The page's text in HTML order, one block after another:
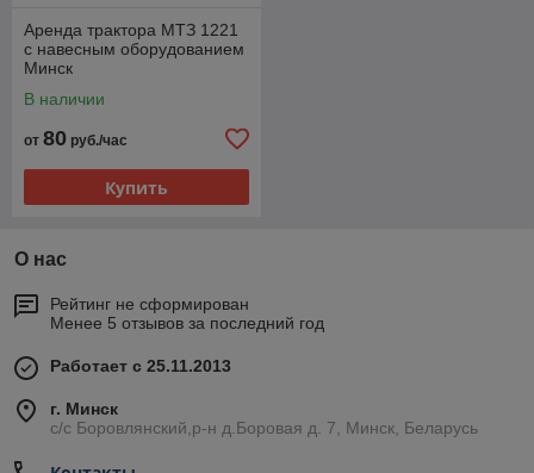
Аренда трактора МТЗ 1221
с навесным оборудованием
Минск
В наличии
от 80 руб./час
Купить
О нас
Рейтинг не сформирован
Менее 5 отзывов за последний год
Работает с 25.11.2013
г. Минск
с/с Боровлянский,р-н д.Боровая д. 7, Минск, Беларусь